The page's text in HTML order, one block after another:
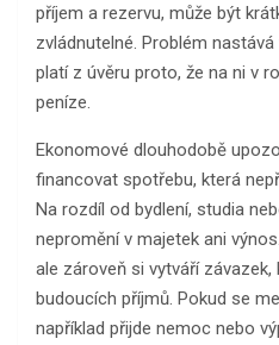
příjem a rezervu, může být
zvládnutelné. Problém
platí z úvěru proto, že na ni v
peníze.
Ekonomové dlouhodobě
financovat spotřebu, která
Na rozdíl od bydlení, studia
nepromění v majetek ani
ale zároveň si vytváří
budoucích příjmů. Pokud se
například přijde nemoc nebo